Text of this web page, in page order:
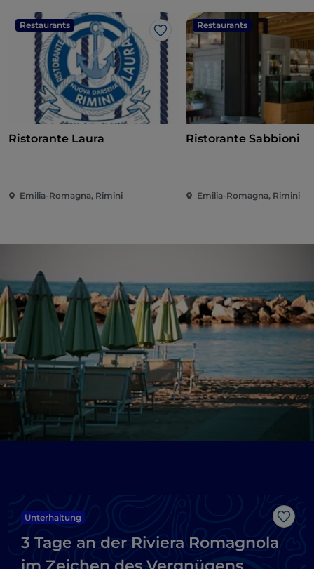
Restaurants
Like
Ristorante Laura
Emilia-Romagna, Rimini
Restaurants
Ristorante Sabbioni
Emilia-Romagna, Rimini
Like
Unterhaltung
3 Tage an der Riviera Romagnola